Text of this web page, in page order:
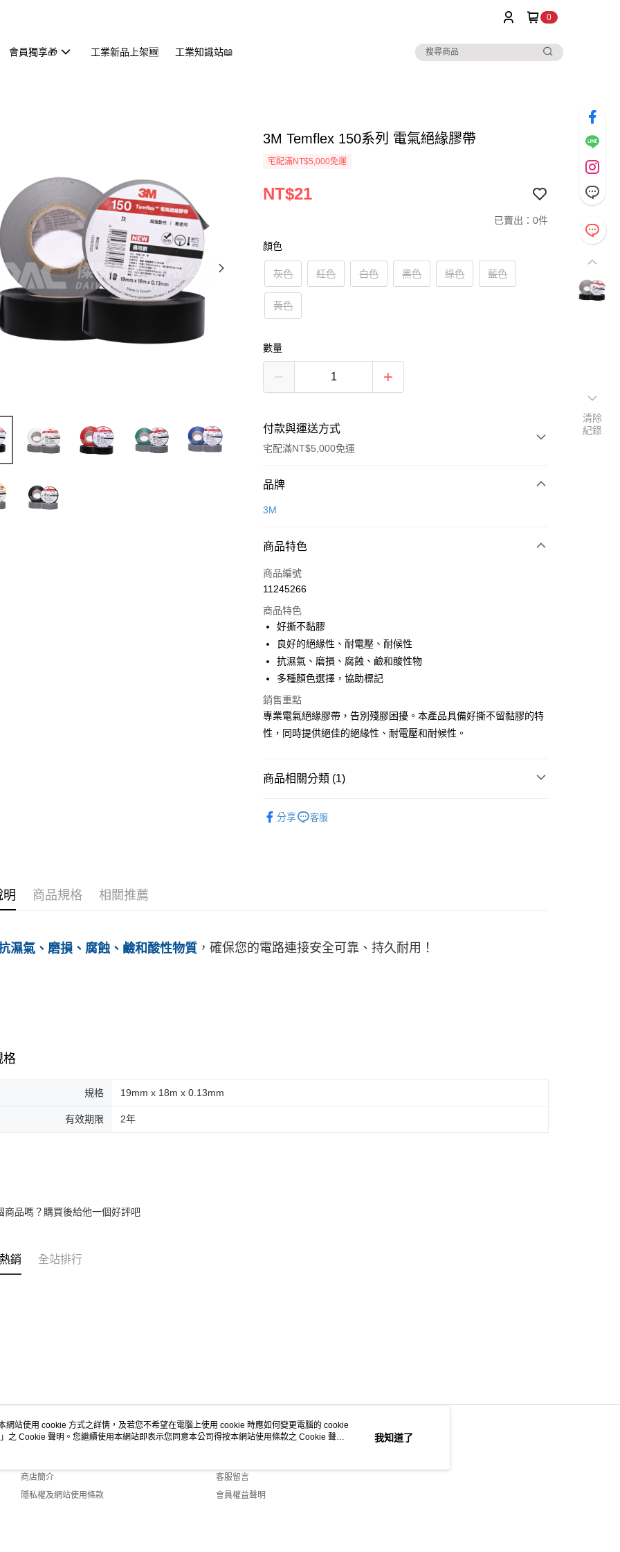
0
會員獨享🎁 工業新品上架🆕 工業知識站📖
3M Temflex 150系列 電氣絕緣膠帶
宅配滿NT$5,000免運
NT$21
已賣出：0件
顏色
灰色 紅色 白色 黑色 綠色 藍色
黃色
數量
付款與運送方式
宅配滿NT$5,000免運
付款方式
信用卡一次付款
Apple Pay
街口支付
悠遊付
全盈+PAY
運送方式
全家取貨付款
付款後全家取貨
7-11取貨付款
品牌
3M
商品特色
商品編號
11245266
商品特色
好撕不黏膠
良好的絕緣性、耐電壓、耐候性
抗濕氣、磨損、腐蝕、鹼和酸性物
多種顏色選擇，協助標記
銷售重點
專業電氣絕緣膠帶，告別殘膠困擾。本產品具備好撕不留黏膠的特
性，同時提供絕佳的絕緣性、耐電壓和耐候性。
商品相關分類 (1)
分享
客服
明 商品規格 相關推薦
濕氣、磨損、腐蝕、鹼和酸性物質 ，確保您的電路連接安全可靠、持久耐用！
格
規格 19mm x 18m x 0.13mm
有效期限 2年
商品嗎？購買後給他一個好評吧
銷 全站排行
關於我們
商店簡介
隱私權及網站使用條款
客服資訊
客服留言
會員權益聲明
清除
紀錄
網站使用 cookie 方式之詳情，及若您不希望在電腦上使用 cookie 時應如何變更電腦的 cookie
」之 Cookie 聲明。您繼續使用本網站即表示您同意本公司得按本網站使用條款之 Cookie 聲明
我知道了